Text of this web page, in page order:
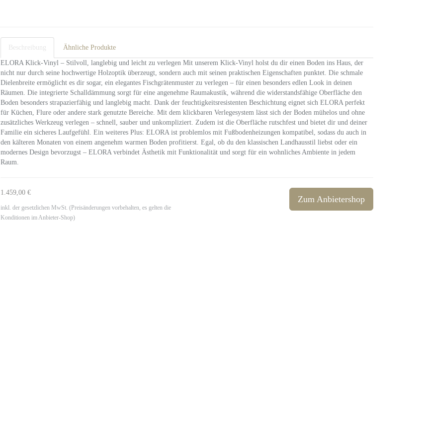
Beschreibung Ähnliche Produkte
ELORA Klick-Vinyl – Stilvoll, langlebig und leicht zu verlegen Mit unserem Klick-Vinyl holst du dir einen Boden ins Haus, der
nicht nur durch seine hochwertige Holzoptik überzeugt, sondern auch mit seinen praktischen Eigenschaften punktet. Die schmale
Dielenbreite ermöglicht es dir sogar, ein elegantes Fischgrätenmuster zu verlegen – für einen besonders edlen Look in deinen
Räumen. Die integrierte Schalldämmung sorgt für eine angenehme Raumakustik, während die widerstandsfähige Oberfläche den
Boden besonders strapazierfähig und langlebig macht. Dank der feuchtigkeitsresistenten Beschichtung eignet sich ELORA perfekt
für Küchen, Flure oder andere stark genutzte Bereiche. Mit dem klickbaren Verlegesystem lässt sich der Boden mühelos und ohne
zusätzliches Werkzeug verlegen – schnell, sauber und unkompliziert. Zudem ist die Oberfläche rutschfest und bietet dir und deiner
Familie ein sicheres Laufgefühl. Ein weiteres Plus: ELORA ist problemlos mit Fußbodenheizungen kompatibel, sodass du auch in
den kälteren Monaten von einem angenehm warmen Boden profitierst. Egal, ob du den klassischen Landhausstil liebst oder ein
modernes Design bevorzugst – ELORA verbindet Ästhetik mit Funktionalität und sorgt für ein wohnliches Ambiente in jedem
Raum.
1.459,00 €
inkl. der gesetzlichen MwSt. (Preisänderungen vorbehalten, es gelten die
Konditionen im Anbieter-Shop)
Zum Anbietershop